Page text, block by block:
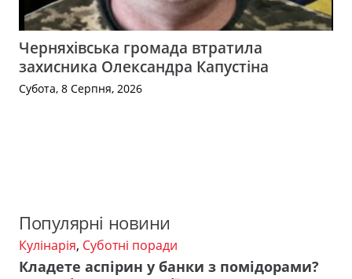
Черняхівська громада втратила
захисника Олександра Капустіна
Субота, 8 Серпня, 2026
Популярні новини
Кулінарія, Суботні поради
Кладете аспірин у банки з помідорами?